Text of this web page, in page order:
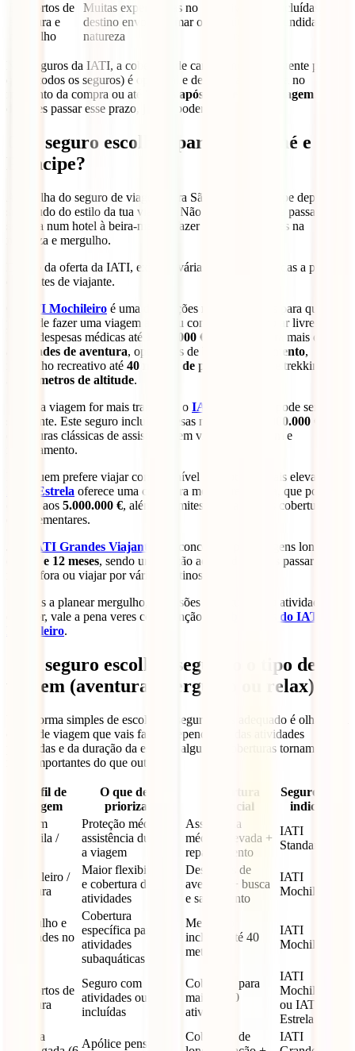
Desportos de
aventura e
mergulho
Muitas experiências no
destino envolvem mar ou
natureza
Atividades incluídas,
limites e profundidade do
Nos seguros da IATI, a cobertura de cancelamento (existente para
quase todos os seguros) é opcional e deve ser adicionada no
momento da compra ou até
7 dias após a reserva da viagem
deixares passar esse prazo, já não poderás incluí-la.
Que seguro escolher para São Tomé e
Príncipe?
A escolha do seguro de viagem para São Tomé e Príncipe depende
sobretudo do estilo da tua viagem. Não é a mesma coisa passar uma
semana num hotel à beira-mar ou fazer trilhos, excursões na
natureza e mergulho.
Dentro da oferta da IATI, existem várias opções adaptadas a perfis
diferentes de viajante.
IATI Mochileiro é uma das opções mais completas para quem
pretende fazer uma viagem ativa ou com atividades ao ar livre.
Inclui despesas médicas até
1.000.000 € , cobertura para mais de
atividades de aventura, operações de busca e salvamento,
mergulho recreativo até 40 metros de profundidade
e trekking até
5.400 metros de altitude.
Se a tua viagem for mais tranquila, o IATI Standard
pode ser
suficiente. Este seguro inclui despesas médicas até
1.000.000 €
coberturas clássicas de assistência em viagem, bagagem e
repatriamento.
Para quem prefere viajar com um nível de proteção mais elevado, o
IATI Estrela oferece uma cobertura médica reforçada, que pode
chegar aos 5.000.000 €, além de limites mais altos nas coberturas
complementares.
IATI Grandes Viajantes
foi concebido para viagens longas,
6 e 12 meses, sendo uma opção adequada se vais passar vários
meses fora ou viajar por vários destinos.
Se estás a planear mergulho, excursões na natureza ou atividades
outdoor, vale a pena veres com atenção as
coberturas do IATI
Mochileiro.
Que seguro escolher segundo o tipo de
viagem (aventura, mergulho ou relax)?
Uma forma simples de escolher o seguro mais adequado é olhar para
o tipo de viagem que vais fazer. Dependendo das atividades
planeadas e da duração da estadia, algumas coberturas tornam-se
mais importantes do que outras.
Perfil de
viagem
O que deves
priorizar?
Cobertura
essencial
Seguro mais
indicado
Viagem
tranquila /
Proteção médica e
assistência durante
a viagem
Assistência
médica elevada +
repatriamento
IATI
Standard
Mochileiro /
aventura
Maior flexibilidade
e cobertura de
atividades
Desportos de
aventura + busca
e salvamento
IATI
Mochileiro
Mergulho e
atividades no
Cobertura
específica para
atividades
subaquáticas
Mergulho
incluído até 40
metros
IATI
Mochileiro
Desportos de
aventura
Seguro com
atividades outdoor
incluídas
Cobertura para
mais de 60
atividades
IATI
Mochileiro
ou IATI
Estrela
Estadia
Apólice pensada
Cobertura de
IATI